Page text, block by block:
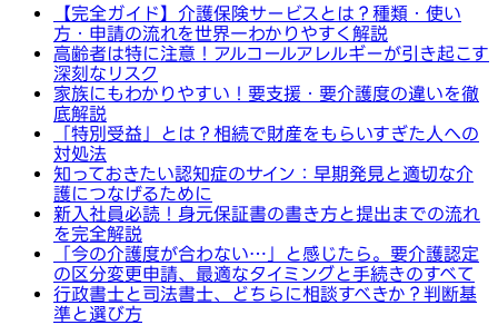
【完全ガイド】介護保険サービスとは？種類・使い
方・申請の流れを世界一わかりやすく解説
高齢者は特に注意！アルコールアレルギーが引き起こす
深刻なリスク
家族にもわかりやすい！要支援・要介護度の違いを徹
底解説
「特別受益」とは？相続で財産をもらいすぎた人への
対処法
知っておきたい認知症のサイン：早期発見と適切な介
護につなげるために
新入社員必読！身元保証書の書き方と提出までの流れ
を完全解説
「今の介護度が合わない…」と感じたら。要介護認定
の区分変更申請、最適なタイミングと手続きのすべて
行政書士と司法書士、どちらに相談すべきか？判断基
準と選び方